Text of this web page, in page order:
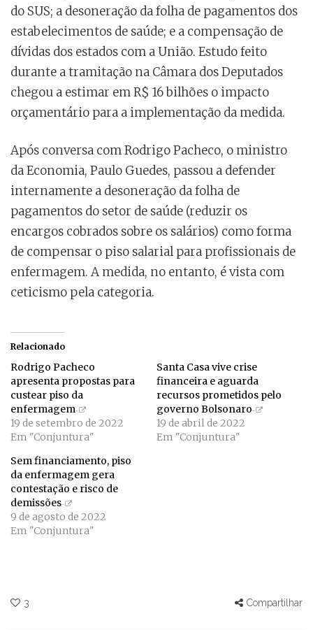
do SUS; a desoneração da folha de pagamentos dos
estabelecimentos de saúde; e a compensação de
dívidas dos estados com a União. Estudo feito
durante a tramitação na Câmara dos Deputados
chegou a estimar em R$ 16 bilhões o impacto
orçamentário para a implementação da medida.
Após conversa com Rodrigo Pacheco, o ministro
da Economia, Paulo Guedes, passou a defender
internamente a desoneração da folha de
pagamentos do setor de saúde (reduzir os
encargos cobrados sobre os salários) como forma
de compensar o piso salarial para profissionais de
enfermagem. A medida, no entanto, é vista com
ceticismo pela categoria.
Relacionado
Rodrigo Pacheco
apresenta propostas para
custear piso da
enfermagem
19 de setembro de 2022
Em "Conjuntura"
Santa Casa vive crise
financeira e aguarda
recursos prometidos pelo
governo Bolsonaro
19 de abril de 2022
Em "Conjuntura"
Sem financiamento, piso
da enfermagem gera
contestação e risco de
demissões
9 de agosto de 2022
Em "Conjuntura"
3 Compartilhar